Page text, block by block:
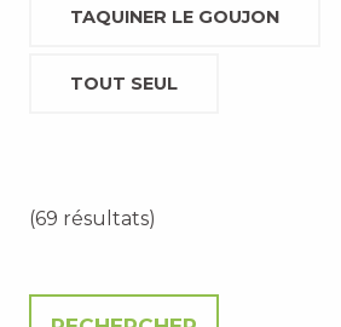
TAQUINER LE GOUJON
TOUT SEUL
(69 résultats)